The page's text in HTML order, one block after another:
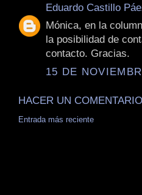
Eduardo Castillo
Mónica, en la
la posibilidad de
contacto. Gracias.
15 DE
HACER UN COMENTARIO
Entrada más reciente